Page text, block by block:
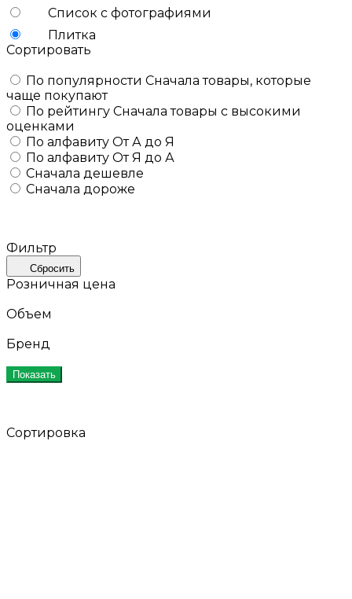
Список с фотографиями
Плитка
Сортировать
По популярности Сначала товары, которые
чаще покупают
По рейтингу Сначала товары с высокими
оценками
По алфавиту От А до Я
По алфавиту От Я до А
Сначала дешевле
Сначала дороже
Фильтр
Сбросить
Розничная цена
Объем
Бренд
Показать
Сортировка